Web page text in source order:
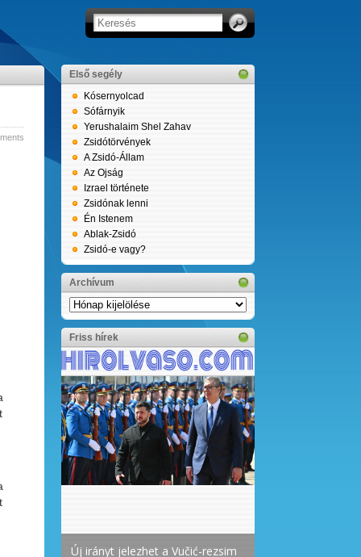
Első segély
Kósernyolcad
Sófárnyik
Yerushalaim Shel Zahav
Zsidótörvények
A Zsidó-Állam
Az Ojság
Izrael története
Zsidónak lenni
Én Istenem
Ablak-Zsidó
Zsidó-e vagy?
Archívum
Archívum
Friss hírek